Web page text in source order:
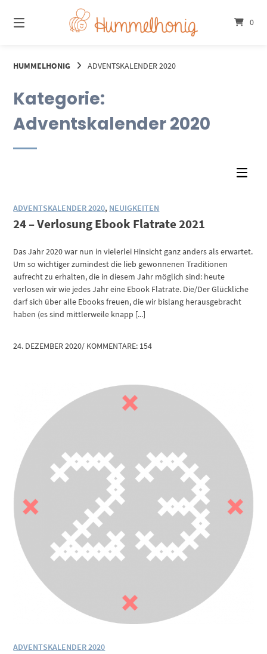
zum
Inhalt
0
HUMMELHONIG ADVENTSKALENDER 2020
Kategorie:
Adventskalender 2020
ADVENTSKALENDER 2020, NEUIGKEITEN
24 – Verlosung Ebook Flatrate 2021
Das Jahr 2020 war nun in vielerlei Hinsicht ganz anders als erwartet.
Um so wichtiger zumindest die lieb gewonnenen Traditionen
aufrecht zu erhalten, die in diesem Jahr möglich sind: heute
verlosen wir wie jedes Jahr eine Ebook Flatrate. Die/Der Glückliche
darf sich über alle Ebooks freuen, die wir bislang herausgebracht
haben (es sind mittlerweile knapp [...]
24. DEZEMBER 2020/ KOMMENTARE: 154
ADVENTSKALENDER 2020